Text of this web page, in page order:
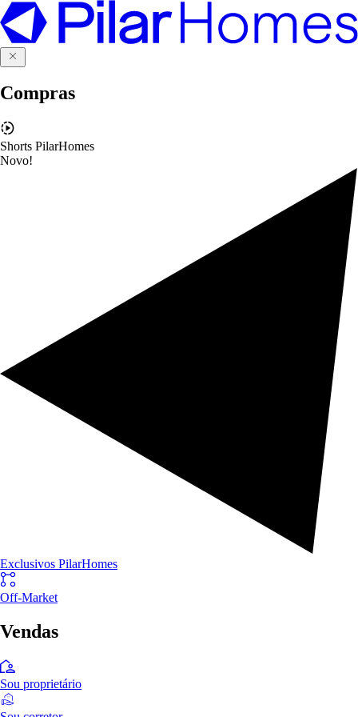
Compras
Shorts PilarHomes
Novo!
Exclusivos PilarHomes
Off-Market
Vendas
Sou proprietário